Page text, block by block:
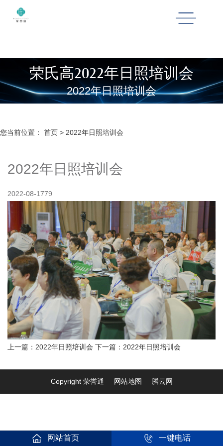
荣氏高2022年日照培训会
2022年日照培训会
您当前位置： 首页 > 2022年日照培训会
2022年日照培训会
2022-08-1779
上一篇：2022年日照培训会 下一篇：2022年日照培训会
Copyright 荣誉通 网站地图 腾云网
网站首页 一键电话